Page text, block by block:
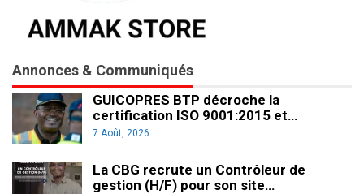
Annonces & Communiqués
GUICOPRES BTP décroche la
certification ISO 9001:2015 et…
7 Août, 2026
La CBG recrute un Contrôleur de
gestion (H/F) pour son site…